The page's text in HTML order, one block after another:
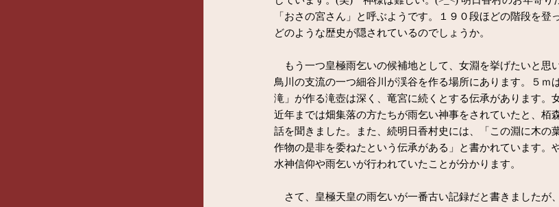
「おさの宮さん」と呼ぶようです。１９０段ほどの階段を登
どのような歴史が隠されているのでしょうか。
もう一つ皇極雨乞いの候補地として、女淵を挙げたいと思
鳥川の支流の一つ細谷川が渓谷を作る場所にあります。５ｍ
滝」が作る滝壺は深く、竜宮に続くとする伝承があります。
近年までは畑集落の方たちが雨乞い神事をされていたと、栢
話を聞きました。また、続明日香村史には、「この淵に木の
作物の是非を委ねたという伝承がある」と書かれています。
水神信仰や雨乞いが行われていたことが分かります。
さて、皇極天皇の雨乞いが一番古い記録だと書きましたが